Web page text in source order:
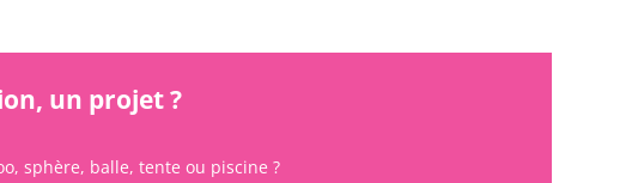
un projet ?
sphère, balle, tente ou piscine ?